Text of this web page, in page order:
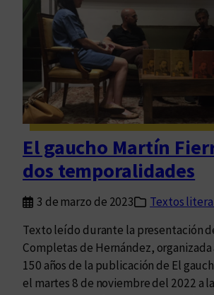
u
n
a
d
u
d
a
s
a
d
a
d
a
i
ó
n
d
l
a
t
r
a
d
i
c
i
ó
El gaucho Martín
dos temporalidades
3 de marzo de 2023
Textos
Texto leído durante la presentación
Completas de Hernández, organizada
150 años de la publicación de El
el martes 8 de noviembre del 2022 a